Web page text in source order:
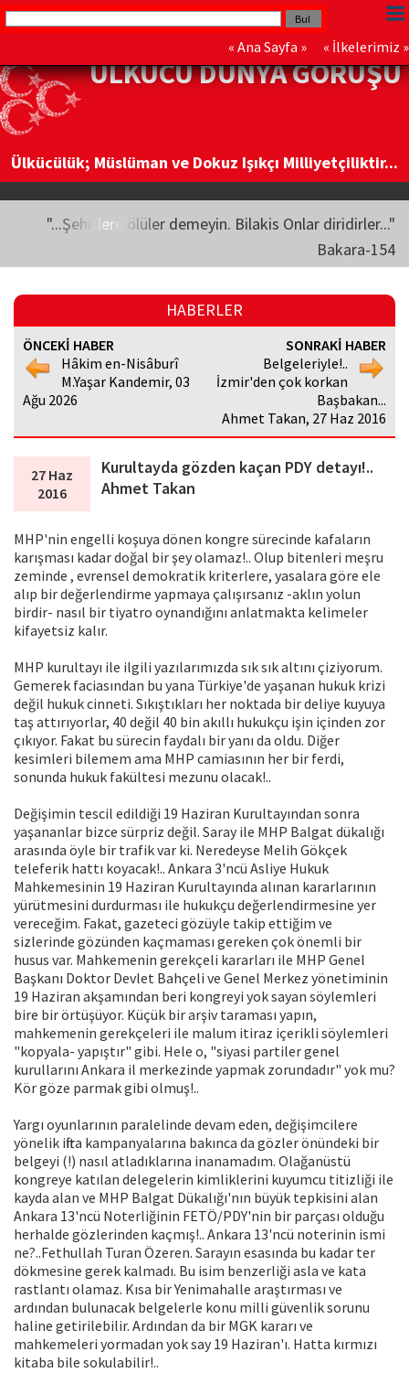
« Ana Sayfa » « İlkelerimiz »
ÜLKÜCÜ DÜNYA GÖRÜŞÜ
Ülkücülük; Müslüman ve Dokuz Işıkçı Milliyetçiliktir...
"...Şehitlere ölüler demeyin. Bilakis Onlar diridirler..."
Bakara-154
HABERLER
ÖNCEKİ HABER
Hâkim en-Nisâburî
M.Yaşar Kandemir, 03
Ağu 2026
SONRAKİ HABER
Belgeleriyle!..
İzmir'den çok korkan
Başbakan...
Ahmet Takan, 27 Haz 2016
27 Haz
2016
Kurultayda gözden kaçan PDY detayı!..
Ahmet Takan
MHP'nin engelli koşuya dönen kongre sürecinde kafaların
karışması kadar doğal bir şey olamaz!.. Olup bitenleri meşru
zeminde , evrensel demokratik kriterlere, yasalara göre ele
alıp bir değerlendirme yapmaya çalışırsanız -aklın yolun
birdir- nasıl bir tiyatro oynandığını anlatmakta kelimeler
kifayetsiz kalır.
MHP kurultayı ile ilgili yazılarımızda sık sık altını çiziyorum.
Gemerek faciasından bu yana Türkiye'de yaşanan hukuk krizi
değil hukuk cinneti. Sıkıştıkları her noktada bir deliye kuyuya
taş attırıyorlar, 40 değil 40 bin akıllı hukukçu işin içinden zor
çıkıyor. Fakat bu sürecin faydalı bir yanı da oldu. Diğer
kesimleri bilemem ama MHP camiasının her bir ferdi,
sonunda hukuk fakültesi mezunu olacak!..
Değişimin tescil edildiği 19 Haziran Kurultayından sonra
yaşananlar bizce sürpriz değil. Saray ile MHP Balgat dükalığı
arasında öyle bir trafik var ki. Neredeyse Melih Gökçek
teleferik hattı koyacak!.. Ankara 3'ncü Asliye Hukuk
Mahkemesinin 19 Haziran Kurultayında alınan kararlarının
yürütmesini durdurması ile hukukçu değerlendirmesine yer
vereceğim. Fakat, gazeteci gözüyle takip ettiğim ve
sizlerinde gözünden kaçmaması gereken çok önemli bir
husus var. Mahkemenin gerekçeli kararları ile MHP Genel
Başkanı Doktor Devlet Bahçeli ve Genel Merkez yönetiminin
19 Haziran akşamından beri kongreyi yok sayan söylemleri
bire bir örtüşüyor. Küçük bir arşiv taraması yapın,
mahkemenin gerekçeleri ile malum itiraz içerikli söylemleri
"kopyala- yapıştır" gibi. Hele o, "siyasi partiler genel
kurullarını Ankara il merkezinde yapmak zorundadır" yok mu?
Kör göze parmak gibi olmuş!..
Yargı oyunlarının paralelinde devam eden, değişimcilere
yönelik iftira kampanyalarına bakınca da gözler önündeki bir
belgeyi (!) nasıl atladıklarına inanamadım. Olağanüstü
kongreye katılan delegelerin kimliklerini kuyumcu titizliği ile
kayda alan ve MHP Balgat Dükalığı'nın büyük tepkisini alan
Ankara 13'ncü Noterliğinin FETÖ/PDY'nin bir parçası olduğu
herhalde gözlerinden kaçmış!.. Ankara 13'ncü noterinin ismi
ne?..Fethullah Turan Özeren. Sarayın esasında bu kadar ter
dökmesine gerek kalmadı. Bu isim benzerliği asla ve kata
rastlantı olamaz. Kısa bir Yenimahalle araştırması ve
ardından bulunacak belgelerle konu milli güvenlik sorunu
haline getirilebilir. Ardından da bir MGK kararı ve
mahkemeleri yormadan yok say 19 Haziran'ı. Hatta kırmızı
kitaba bile sokulabilir!..